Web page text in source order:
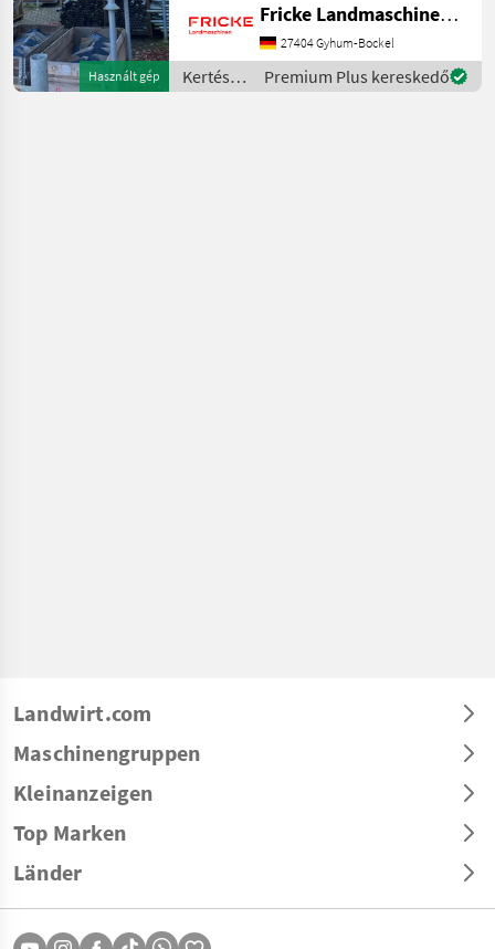
Használt gép
zum SE 150-60 Kertészeti
gépek: zöldségtermesztés
gépei Egyéb
zöldségtermesztési gép
Fricke Landmaschinen GmbH
27404 Gyhum-Bockel
Kertészeti
gépek:
Premium Plus kereskedő
Landwirt.com
Maschinengruppen
Kleinanzeigen
Top Marken
Länder